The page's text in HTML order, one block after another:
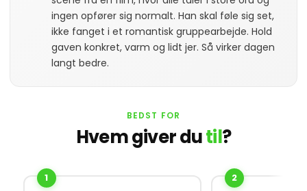
ingen opfører sig normalt. Han skal føle sig set,
ikke fanget i et romantisk gruppearbejde. Hold
gaven konkret, varm og lidt jer. Så virker dagen
langt bedre.
BEDST FOR
Hvem giver dutil?
1 2